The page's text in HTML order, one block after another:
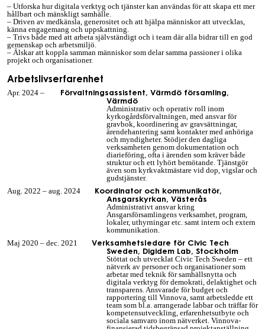
– Utforska hur digitala verktyg och tjänster kan användas för att skapa ett mer
hållbart och mänskligt samhälle.
– Driven av medkänsla, generositet och att hjälpa människor att utvecklas,
känna engagemang och uppskattning.
– Trivs både med att arbeta självständigt och i team där alla bidrar till en god
gemenskap och arbetsmiljö.
– Älskar att koppla samman människor som delar samma passioner i olika
projekt och organisationer.
Arbetslivserfarenhet
Apr. 2024 – Förvaltningsassistent, Värmdö församling,
Värmdö
Administrativ och operativ roll inom
kyrkogårdsförvaltningen, med ansvar för
gravbok, koordinering av gravsättningar,
ärendehantering samt kontakter med anhöriga
och myndigheter. Stödjer den dagliga
verksamheten genom dokumentation och
diarieföring, ofta i ärenden som kräver både
struktur och ett lyhört bemötande. Tjänstgör
även som kyrkvaktmästare vid dop, vigslar och
gudstjänster.
Aug. 2022 – aug. 2024 Koordinator och kommunikatör,
Ansgarskyrkan, Västerås
Administrativt ansvar kring
Ansgarsförsamlingens verksamhet, program,
lokaler, uthyrningar etc. samt intern och extern
kommunikation.
Maj 2020 – dec. 2021 Verksamhetsledare för Civic Tech
Sweden, Digidem Lab, Stockholm
Stöttat och utvecklat Civic Tech Sweden – ett
nätverk av personer och organisationer som
arbetar med teknik för samhällsnytta och
digitala verktyg för demokrati, delaktighet och
transparens. Ansvarade för budget och
rapportering till Vinnova, samt arbetsledde ett
team som bl.a. arrangerade labbar och träffar för
kompetensutveckling, erfarenhetsutbyte och
sociala samvaro inom nätverket. Vinnova-